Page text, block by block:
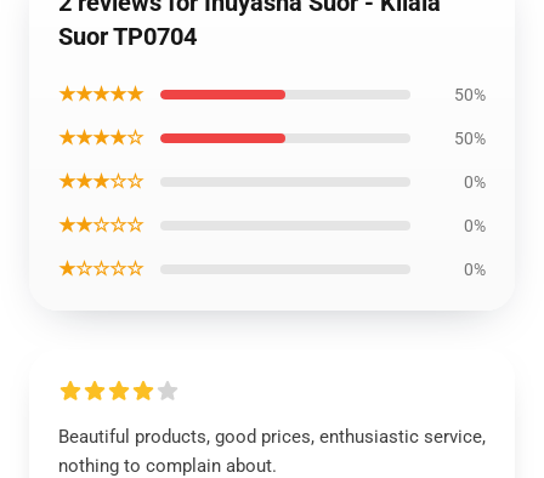
Suor TP0704
★★★★★ 50%
★★★★☆ 50%
★★★☆☆ 0%
★★☆☆☆ 0%
★☆☆☆☆ 0%
Beautiful products, good prices, enthusiastic service,
nothing to complain about.